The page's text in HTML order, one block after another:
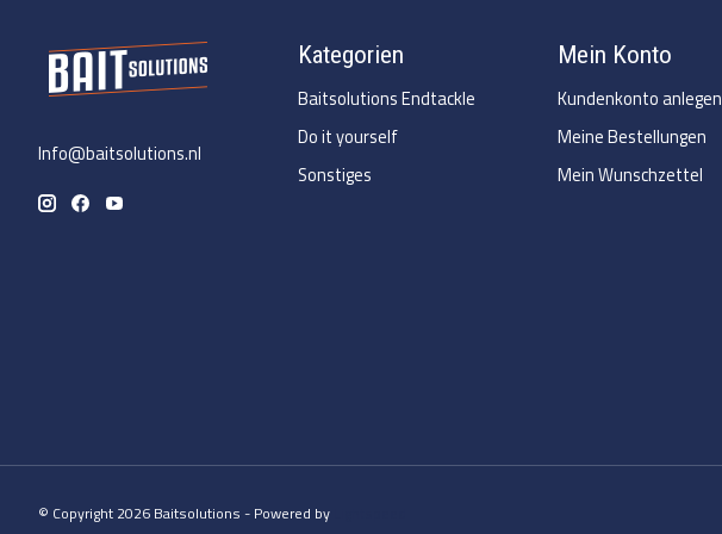
Info@baitsolutions.nl
Kategorien
Baitsolutions Endtackle
Do it yourself
Sonstiges
Mein Konto
Kundenkonto anlegen
Meine Bestellungen
Mein Wunschzettel
© Copyright 2026 Baitsolutions - Powered by